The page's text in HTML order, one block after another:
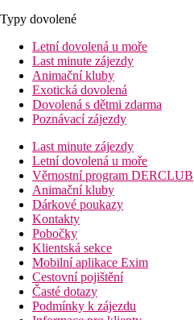
Typy dovolené
Letní dovolená u moře
Last minute zájezdy
Animační kluby
Exotická dovolená
Dovolená s dětmi zdarma
Poznávací zájezdy
Last minute zájezdy
Letní dovolená u moře
Věrnostní program DERCLUB
Animační kluby
Dárkové poukazy
Kontakty
Pobočky
Klientská sekce
Mobilní aplikace Exim
Cestovní pojištění
Časté dotazy
Podmínky k zájezdu